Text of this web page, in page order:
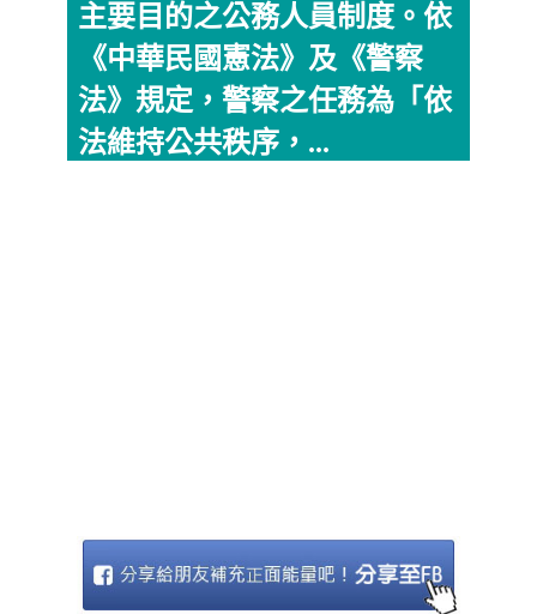
主要目的之公務人員制度。依
《中華民國憲法》及《警察
法》規定，警察之任務為「依
法維持公共秩序，...